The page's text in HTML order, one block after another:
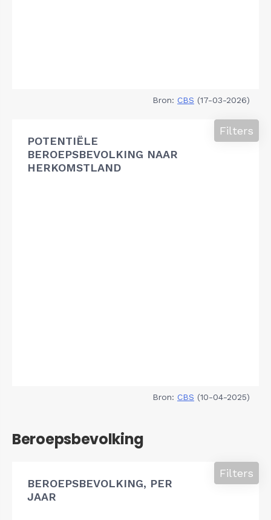
Bron: CBS (17-03-2026)
POTENTIËLE
BEROEPSBEVOLKING NAAR
HERKOMSTLAND
Filters
Bron: CBS (10-04-2025)
Beroepsbevolking
BEROEPSBEVOLKING, PER
JAAR
Filters